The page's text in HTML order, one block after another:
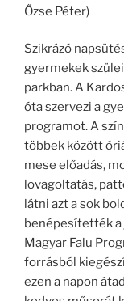
Őzse Péter)
Szikrázó
gyermekek
parkban. A
óta szervezi a
programot. A
többek között
mese előadás,
lovagoltatás,
látni azt a sok
benépesítették a
Magyar Falu
forrásból
ezen a napon